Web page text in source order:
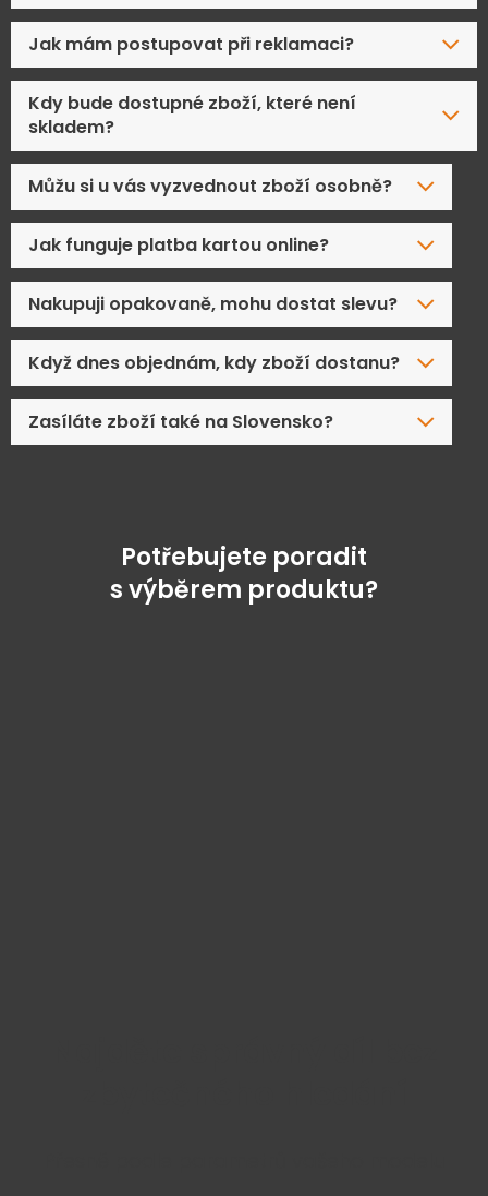
Jak mám postupovat při reklamaci?
Kdy bude dostupné zboží, které není
skladem?
Můžu si u vás vyzvednout zboží osobně?
Jak funguje platba kartou online?
Nakupuji opakovaně, mohu dostat slevu?
Když dnes objednám, kdy zboží dostanu?
Zasíláte zboží také na Slovensko?
Potřebujete poradit
s výběrem produktu?